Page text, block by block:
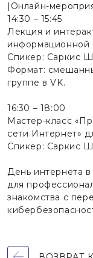
|Онлайн-
14:30 – 15:45
Лекция и
информационной
Спикер: Саркис
Формат:
группе в VK.
16:30 – 18:00
Мастер-класс
сети Интернет»
Спикер: Саркис
День интернета
для
знакомства с